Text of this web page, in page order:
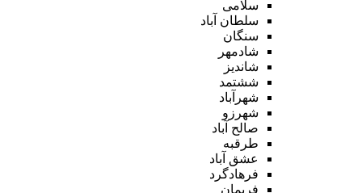
سلامی
سلطان آباد
سنگان
شادمهر
شاندیز
ششتمد
شهرآباد
شهرزو
صالح آباد
طرقبه
عشق آباد
فرهادگرد
فریمان